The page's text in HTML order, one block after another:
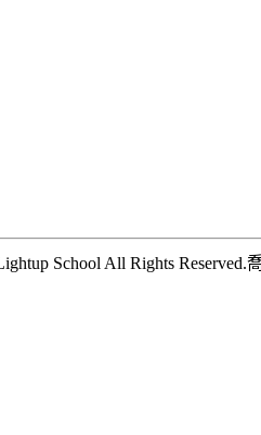
School All Rights Reserved.